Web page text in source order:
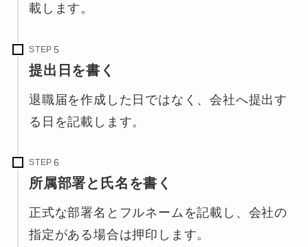
載します。
STEP
提出日を書く
退職届を作成した日ではなく、会社へ提出す
る日を記載します。
STEP
所属部署と氏名を書く
正式な部署名とフルネームを記載し、会社の
指定がある場合は押印します。